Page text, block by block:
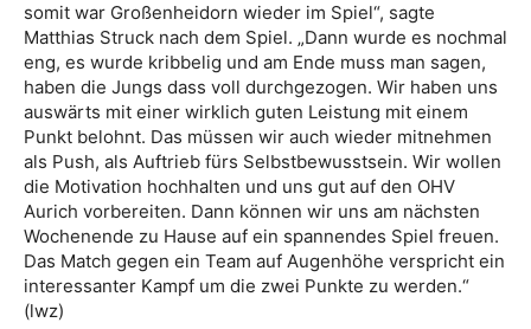
somit war Großenheidorn wieder im Spiel“, sagte
Matthias Struck nach dem Spiel. „Dann wurde es nochmal
eng, es wurde kribbelig und am Ende muss man sagen,
haben die Jungs dass voll durchgezogen. Wir haben uns
auswärts mit einer wirklich guten Leistung mit einem
Punkt belohnt. Das müssen wir auch wieder mitnehmen
als Push, als Auftrieb fürs Selbstbewusstsein. Wir wollen
die Motivation hochhalten und uns gut auf den OHV
Aurich vorbereiten. Dann können wir uns am nächsten
Wochenende zu Hause auf ein spannendes Spiel freuen.
Das Match gegen ein Team auf Augenhöhe verspricht ein
interessanter Kampf um die zwei Punkte zu werden.“
(lwz)